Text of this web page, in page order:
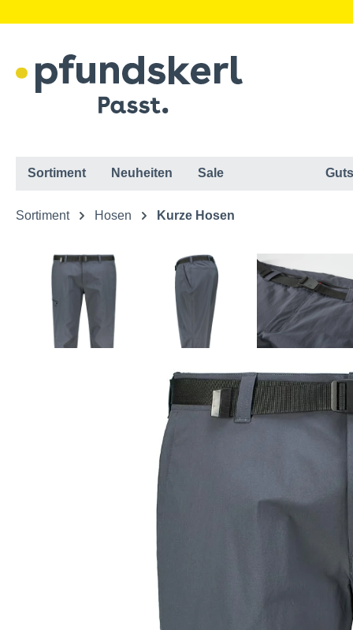
Sortiment Neuheiten Sale
Sortiment Hosen Kurze Hosen